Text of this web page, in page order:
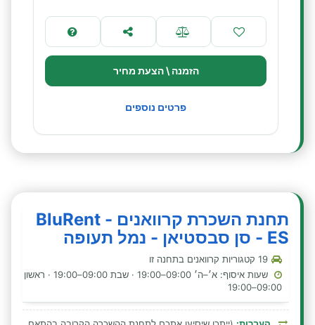
הזמנה \ הצעת מחיר
פרטים נוספים
תחנת השכרת קרוואנים - BluRent
ES - סן סבסטיאן - נמל תעופה
שעות איסוף: א׳–ה׳ 09:00–19:00 · שבת 09:00–19:00 · ראשון
09:00–19:00